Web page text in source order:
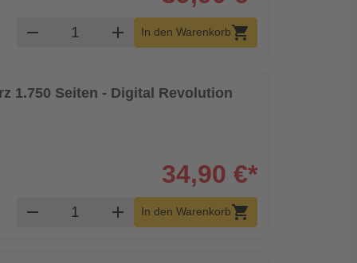
remove Produkt Warenkorb Menge
add In den Warenkorbshopping_cart
1.750 Seiten - Digital Revolution
34,90 €*
remove Produkt Warenkorb Menge
add In den Warenkorbshopping_cart